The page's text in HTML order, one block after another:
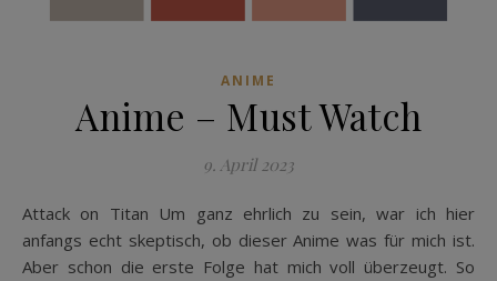
ANIME
Anime – Must Watch
9. April 2023
Attack on Titan Um ganz ehrlich zu sein, war ich hier
anfangs echt skeptisch, ob dieser Anime was für mich ist.
Aber schon die erste Folge hat mich voll überzeugt. So